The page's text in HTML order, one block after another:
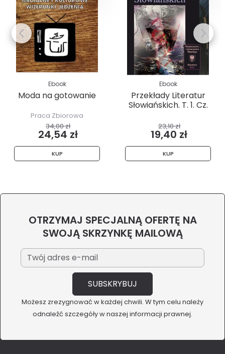
Ebook
Moda na gotowanie
Praca Zbiorowa
34,00 zł
24,54 zł
KUP
Ebook
Przekłady Literatur
Słowiańskich. T. 1. Cz.
23,10 zł
19,40 zł
KUP
OTRZYMAJ SPECJALNĄ OFERTĘ NA
SWOJĄ SKRZYNKĘ MAILOWĄ
Możesz zrezygnować w każdej chwili. W tym celu należy
odnaleźć szczegóły w naszej informacji prawnej.